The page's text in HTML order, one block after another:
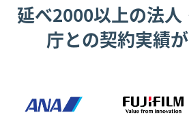
延べ2000以上の法人
庁との契約実績